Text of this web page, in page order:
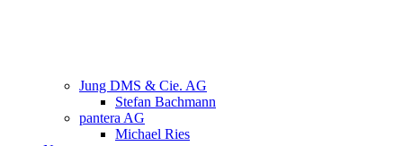
Jung DMS & Cie. AG
Stefan Bachmann
pantera AG
Michael Ries